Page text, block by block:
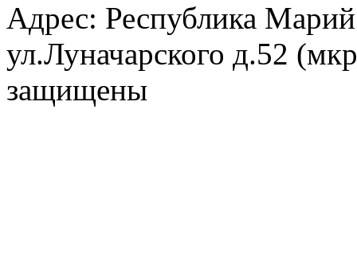
Адрес: Республика
ул.Луначарского д.52
защищены